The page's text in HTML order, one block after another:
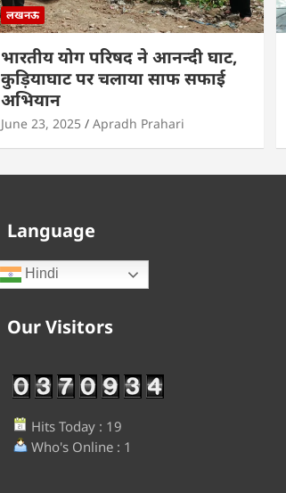
लखनऊ
भारतीय योग परिषद ने आनन्दी घाट,
कुड़ियाघाट पर चलाया साफ सफाई
अभियान
June 23, 2025 Apradh Prahari
Language
Hindi
Our Visitors
Hits Today : 19
Who's Online : 1